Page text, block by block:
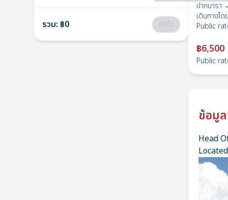
รวม: ฿0 ต่อไป
ปากบารา
เดินทางโด
Public
฿6,500
Public
ข้อมู
Head